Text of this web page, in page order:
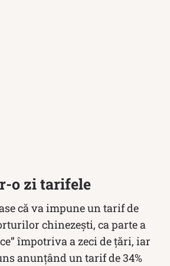
o zi tarifele
că va impune un tarif de
chinezești, ca parte a
împotriva a zeci de țări, iar
anunțând un tarif de 34%